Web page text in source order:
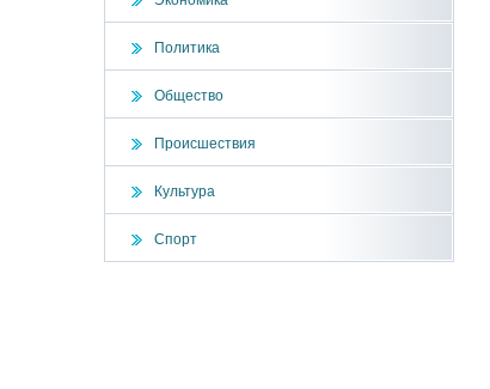
Политика
Общество
Происшествия
Культура
Спорт